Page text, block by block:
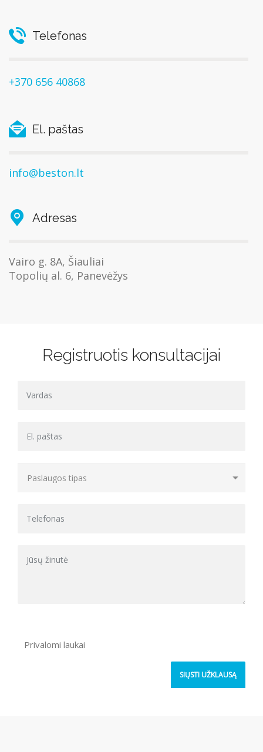
Telefonas
+370 656 40868
El. paštas
info@beston.lt
Adresas
Vairo g. 8A, Šiauliai
Topolių al. 6, Panevėžys
Registruotis konsultacijai
Privalomi laukai